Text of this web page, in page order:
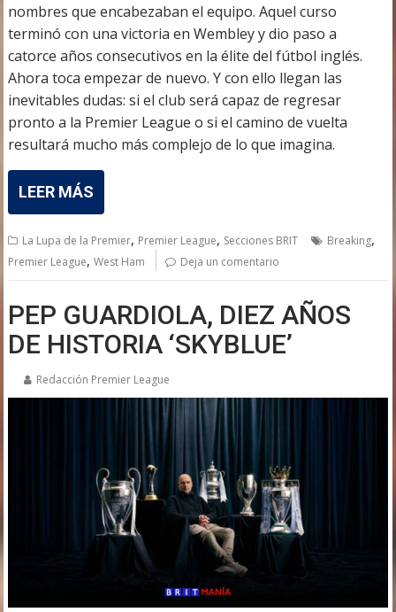
nombres que encabezaban el equipo. Aquel curso
terminó con una victoria en Wembley y dio paso a
catorce años consecutivos en la élite del fútbol inglés.
Ahora toca empezar de nuevo. Y con ello llegan las
inevitables dudas: si el club será capaz de regresar
pronto a la Premier League o si el camino de vuelta
resultará mucho más complejo de lo que imagina.
LEER MÁS
La Lupa de la Premier, Premier League, Secciones BRIT Breaking,
Premier League,West Ham Deja un comentario
PEP GUARDIOLA, DIEZ AÑOS
DE HISTORIA ‘SKYBLUE’
Redacción Premier League